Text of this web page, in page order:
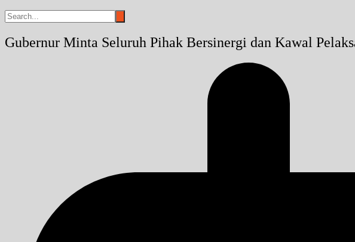
Gubernur Minta Seluruh Pihak Bersinergi dan Kawal